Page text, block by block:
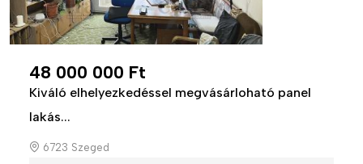
48 000 000 Ft
Kiváló elhelyezkedéssel megvásárloható panel
lakás...
6723 Szeged